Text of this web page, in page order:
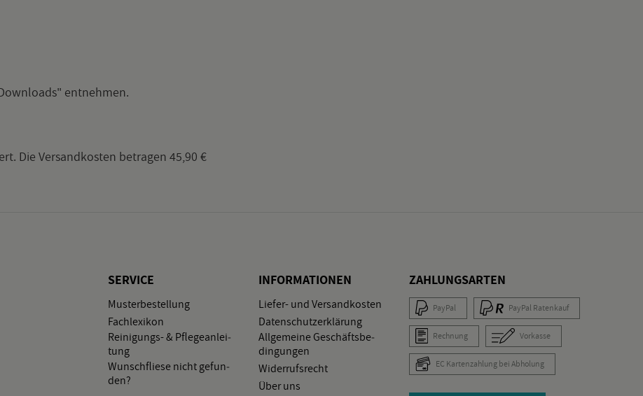
ent­neh­men.
Die Ver­sand­kos­ten be­tra­gen 45,90 €
SER­VICE
Mus­ter­be­stel­lung
Fach­le­xi­kon
Rei­ni­gungs- & Pfle­ge­an­lei­
tung
Wunsch­flie­se nicht ge­fun­
den?
IN­FOR­MA­TIO­NEN
Lie­fer- und Ver­sand­kos­ten
Da­ten­schutz­er­klä­rung
All­ge­mei­ne Ge­schäfts­be­
din­gun­gen
Wi­der­rufs­recht
Über uns
ZAH­LUNGS­AR­TEN
Pay­Pal Pay­Pal Ra­ten­kauf
Rech­nung Vor­kas­se
EC Kar­ten­zah­lung bei Ab­ho­lung